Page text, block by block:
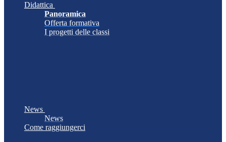
Didattica
Panoramica
Offerta formativa
I progetti delle classi
News
News
Come raggiungerci